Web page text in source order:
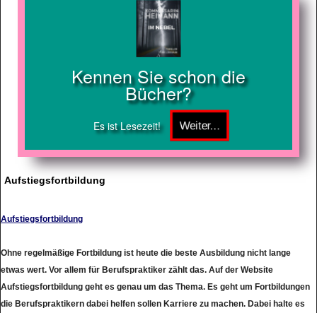
Kennen Sie schon die
Bücher?
Es ist Lesezeit!
Aufstiegsfortbildung
Aufstiegsfortbildung
Ohne regelmäßige Fortbildung ist heute die beste Ausbildung nicht lange
etwas wert. Vor allem für Berufspraktiker zählt das. Auf der Website
Aufstiegsfortbildung geht es genau um das Thema. Es geht um Fortbildungen
die Berufspraktikern dabei helfen sollen Karriere zu machen. Dabei halte es